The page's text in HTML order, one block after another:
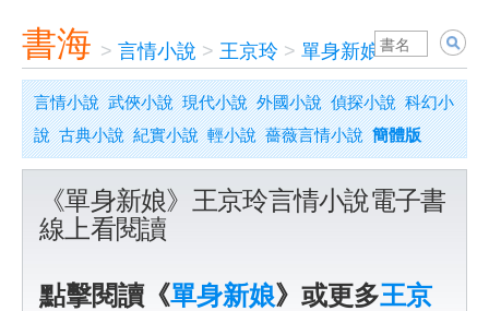
書海 > 言情小說 > 王京玲 > 單身新娘
言情小說 武俠小說 現代小說 外國小說 偵探小說 科幻小
說 古典小說 紀實小說 輕小說 薔薇言情小說 簡體版
《單身新娘》王京玲言情小說電子書
線上看閱讀
點擊閱讀《單身新娘》或更多王京